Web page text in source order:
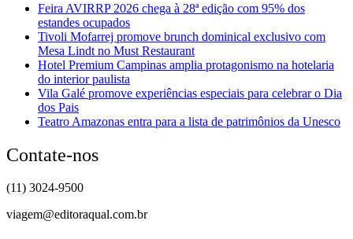
Feira AVIRRP 2026 chega à 28ª edição com 95% dos
estandes ocupados
Tivoli Mofarrej promove brunch dominical exclusivo com
Mesa Lindt no Must Restaurant
Hotel Premium Campinas amplia protagonismo na hotelaria
do interior paulista
Vila Galé promove experiências especiais para celebrar o Dia
dos Pais
Teatro Amazonas entra para a lista de patrimônios da Unesco
Contate-nos
(11) 3024-9500
viagem@editoraqual.com.br